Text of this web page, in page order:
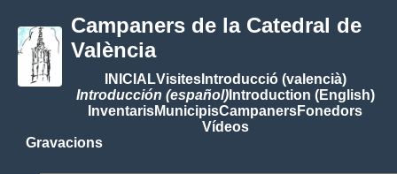
Campaners de la Catedral de
València
INICIALVisitesIntroducció (valencià)
Introducción (español)Introduction (English)
InventarisMunicipisCampanersFonedors
Vídeos
Gravacions